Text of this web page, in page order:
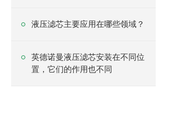
液压滤芯主要应用在哪些领域？
英德诺曼液压滤芯安装在不同位
置，它们的作用也不同